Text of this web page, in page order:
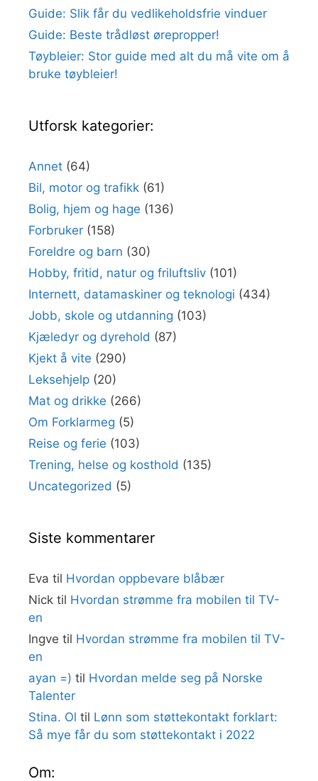
Guide: Slik får du vedlikeholdsfrie vinduer
Guide: Beste trådløst ørepropper!
Tøybleier: Stor guide med alt du må vite om å
bruke tøybleier!
Utforsk kategorier:
Annet (64)
Bil, motor og trafikk (61)
Bolig, hjem og hage (136)
Forbruker (158)
Foreldre og barn (30)
Hobby, fritid, natur og friluftsliv (101)
Internett, datamaskiner og teknologi (434)
Jobb, skole og utdanning (103)
Kjæledyr og dyrehold (87)
Kjekt å vite (290)
Leksehjelp (20)
Mat og drikke (266)
Om Forklarmeg (5)
Reise og ferie (103)
Trening, helse og kosthold (135)
Uncategorized (5)
Siste kommentarer
Eva til Hvordan oppbevare blåbær
Nick til Hvordan strømme fra mobilen til TV-
en
Ingve til Hvordan strømme fra mobilen til TV-
en
ayan =) til Hvordan melde seg på Norske
Talenter
Stina. Ol til Lønn som støttekontakt forklart:
Så mye får du som støttekontakt i 2022
Om: